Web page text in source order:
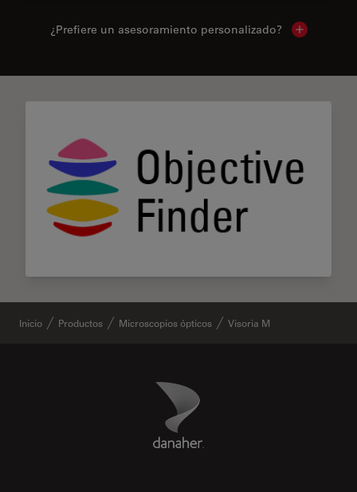
¿Prefiere un asesoramiento personalizado? Show local
Inicio Productos Microscopios ópticos Visoria M
Danaher Logo